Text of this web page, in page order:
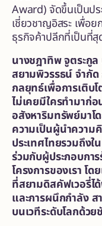
Award) จัดขึ้นเป็นป
เชี่ยวชาญอิสระ เพื่อ
ธุรกิจค้าปลีกที่เป็นที่สุ
นางชฎาทิพ จูตระกูล
สยามพิวรรธน์ จำกัด
กลยุทธ์เพื่อการเติบ
ไม่เคยมีใครทำมาก่
อสังหาริมทรัพย์มาโ
ความเป็นผู้นำความ
ประเทศไทยรวมถึง
ร่วมกับผู้ประกอบกา
โครงการของเรา โ
ที่สยามดิสคัฟเวอรี่ไ
และการผนึกกำลัง ส
บนเวทีระดับโลกด้ว